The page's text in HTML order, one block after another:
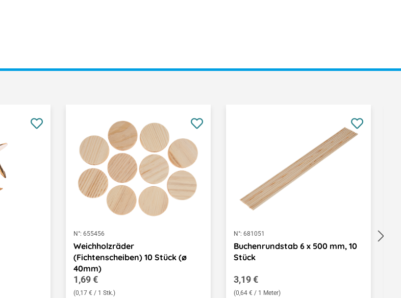
N°: 655456
Weichholzräder
(Fichtenscheiben) 10 Stück (ø
40mm)
Regulärer Preis:
1,69 €
(0,17 € / 1 Stk.)
N°: 681051
Buchenrundstab 6 x 500 mm, 10
Stück
Regulärer Preis:
3,19 €
(0,64 € / 1 Meter)